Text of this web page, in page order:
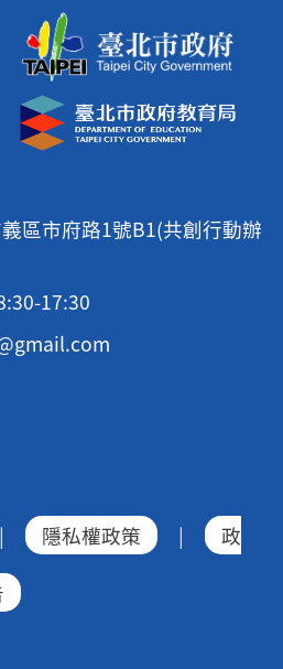
區市府路1號B1(共創行動辦
17:30
| 隱私權政策 | 政